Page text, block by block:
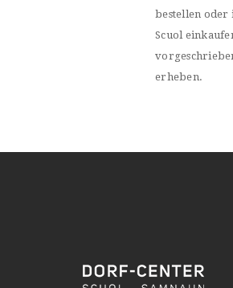
bestellen oder
Scuol
erheben.